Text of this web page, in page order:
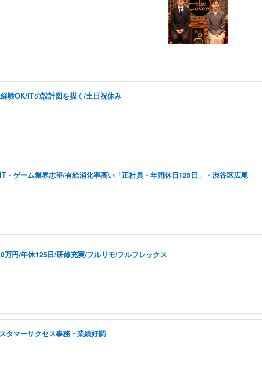
験OK/ITの設計図を描く/土日祝休み
・ゲーム業界志望/有給消化率高い「正社員・年間休日125日」・渋谷区広尾
万円/年休125日/研修充実/フルリモ/フルフレックス
タマーサクセス事務・業績好調